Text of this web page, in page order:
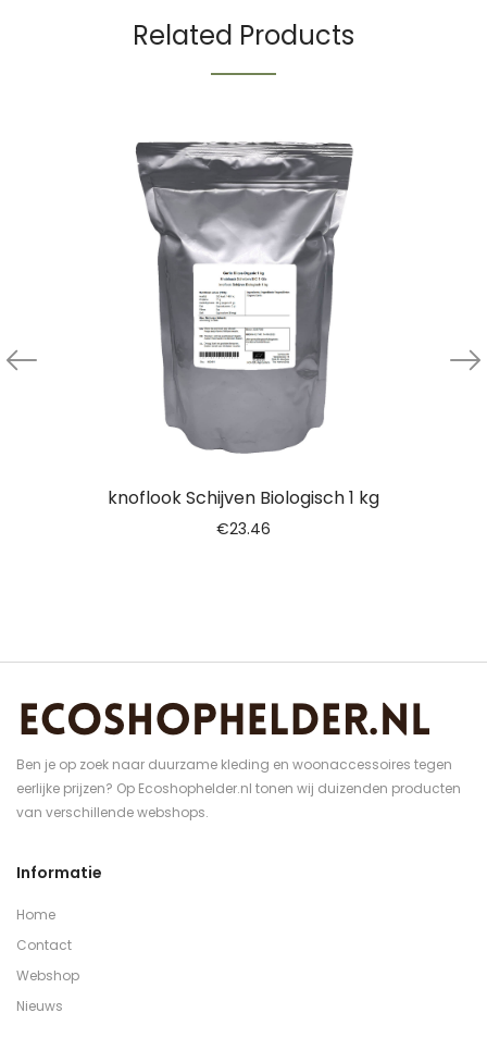
Related Products
knoflook Schijven Biologisch 1 kg
€23.46
Ben je op zoek naar duurzame kleding en woonaccessoires tegen
eerlijke prijzen? Op Ecoshophelder.nl tonen wij duizenden producten
van verschillende webshops.
Informatie
Home
Contact
Webshop
Nieuws